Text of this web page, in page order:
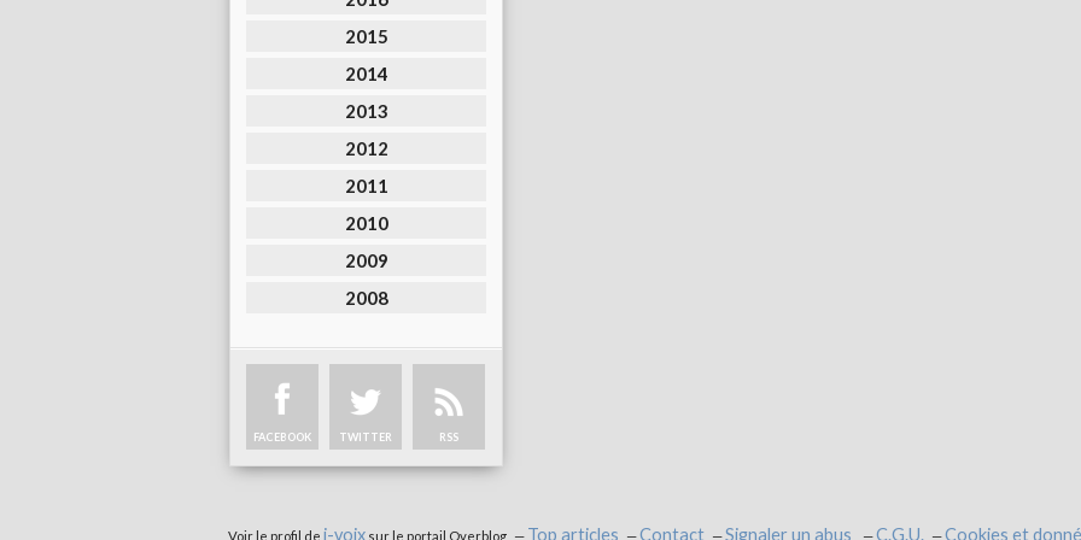
2015
2014
2013
2012
2011
2010
2009
2008
FACEBOOK TWITTER RSS
Voir le profil de i-voixsur le portail Overblog Top articles Contact Signaler un abus C.G.U. Cookies et